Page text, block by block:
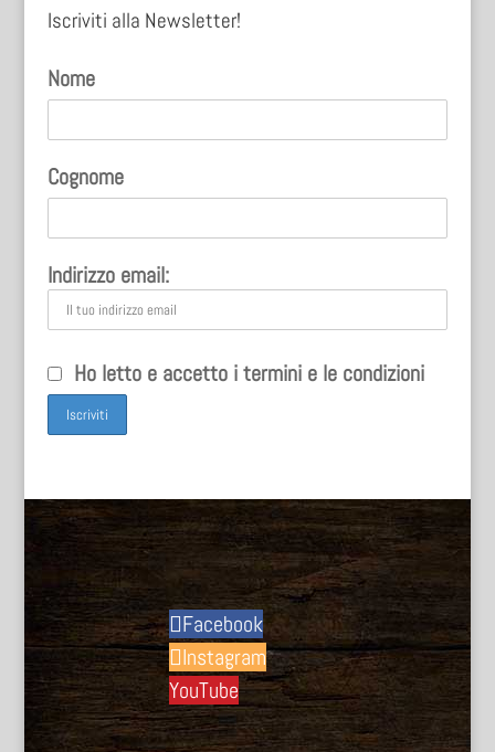
Iscriviti alla Newsletter!
Nome
Cognome
Indirizzo email:
Ho letto e accetto i termini e le condizioni
Facebook
Instagram
YouTube